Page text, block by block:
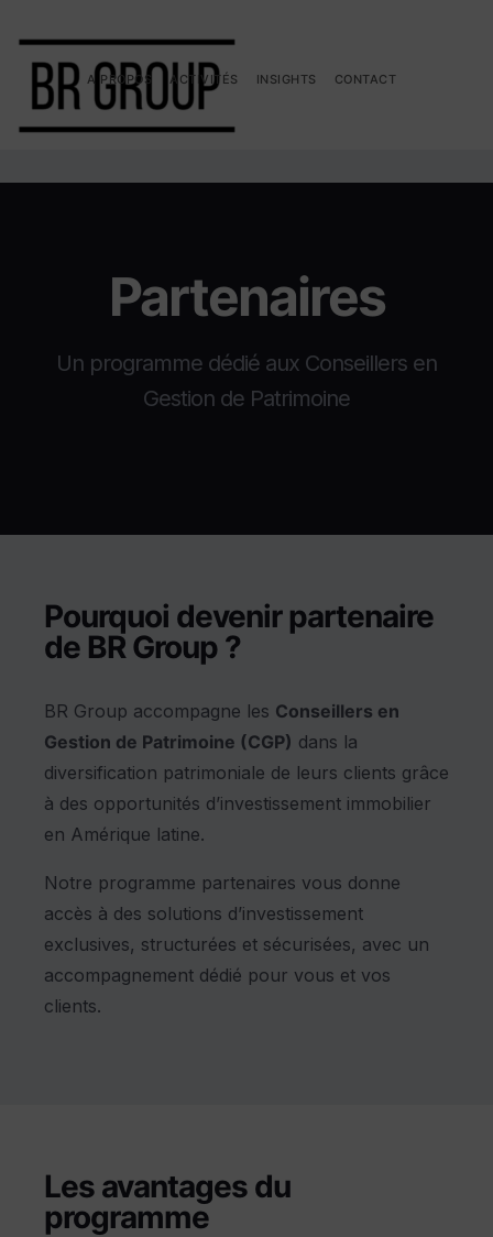
A PROPOS ACTIVITÉS INSIGHTS CONTACT
Partenaires
Un programme dédié aux Conseillers en
Gestion de Patrimoine
Pourquoi devenir partenaire
de BR Group ?
BR Group accompagne les Conseillers en
Gestion de Patrimoine (CGP) dans la
diversification patrimoniale de leurs clients grâce
à des opportunités d’investissement immobilier
en Amérique latine.
Notre programme partenaires vous donne
accès à des solutions d’investissement
exclusives, structurées et sécurisées, avec un
accompagnement dédié pour vous et vos
clients.
Les avantages du
programme